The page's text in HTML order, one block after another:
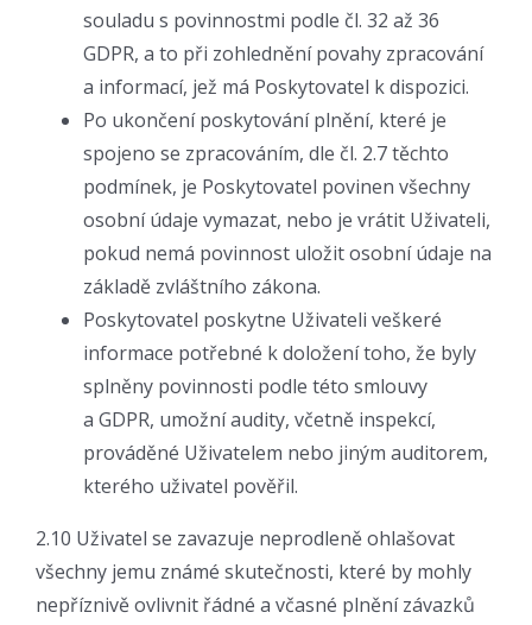
souladu s povinnostmi podle čl. 32 až 36
GDPR, a to při zohlednění povahy zpracování
a informací, jež má Poskytovatel k dispozici.
Po ukončení poskytování plnění, které je
spojeno se zpracováním, dle čl. 2.7 těchto
podmínek, je Poskytovatel povinen všechny
osobní údaje vymazat, nebo je vrátit Uživateli,
pokud nemá povinnost uložit osobní údaje na
základě zvláštního zákona.
Poskytovatel poskytne Uživateli veškeré
informace potřebné k doložení toho, že byly
splněny povinnosti podle této smlouvy
a GDPR, umožní audity, včetně inspekcí,
prováděné Uživatelem nebo jiným auditorem,
kterého uživatel pověřil.
2.10 Uživatel se zavazuje neprodleně ohlašovat
všechny jemu známé skutečnosti, které by mohly
nepříznivě ovlivnit řádné a včasné plnění závazků